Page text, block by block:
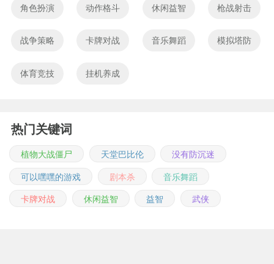
角色扮演 动作格斗 休闲益智 枪战射击
战争策略 卡牌对战 音乐舞蹈 模拟塔防
体育竞技 挂机养成
热门关键词
植物大战僵尸 天堂巴比伦
没有防沉迷
可以嘿嘿的游戏
剧本杀
音乐舞蹈
卡牌对战
休闲益智 益智 武侠